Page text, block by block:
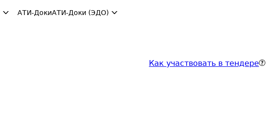
АТИ-ДокиАТИ-Доки (ЭДО)
Как участвовать в тендере